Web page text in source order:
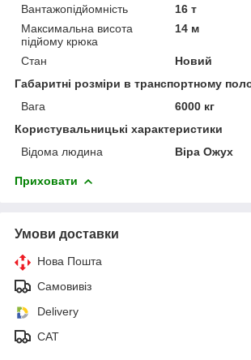
Вантажопідйомність
16 т
Максимальна висота
підйому крюка
14 м
Стан
Новий
Габаритні розміри в транспортному
Вага
6000 кг
Користувальницькі характеристики
Відома людина
Віра Ожух
Приховати
Умови доставки
Нова Пошта
Самовивіз
Delivery
САТ